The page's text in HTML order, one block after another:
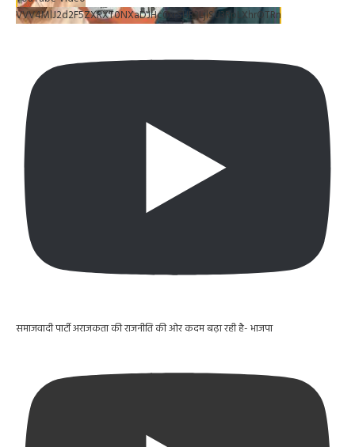
VVV4MlJ2d2F5ZXRXT0NXaDJHc0xrSUR3LjlSU3RpLXhrOTRn
समाजवादी पार्टी अराजकता की राजनीति की ओर कदम बढ़ा रही है- भाजपा